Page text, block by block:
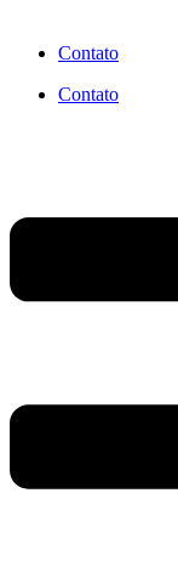
Contato
Contato